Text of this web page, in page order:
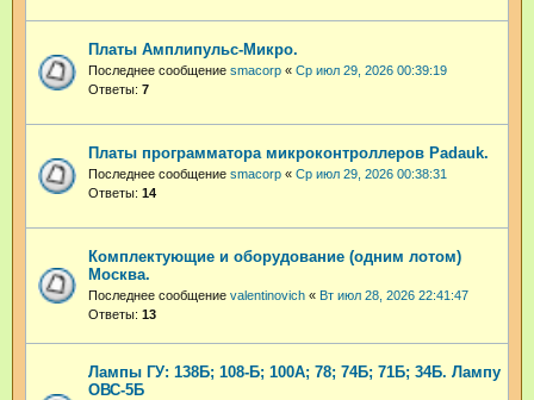
Платы Амплипульс-Микро.
Последнее сообщение smacorp « Ср июл 29, 2026 00:39:19
Ответы: 7
Платы программатора микроконтроллеров Padauk.
Последнее сообщение smacorp « Ср июл 29, 2026 00:38:31
Ответы: 14
Комплектующие и оборудование (одним лотом)
Москва.
Последнее сообщение valentinovich « Вт июл 28, 2026 22:41:47
Ответы: 13
Лампы ГУ: 138Б; 108-Б; 100А; 78; 74Б; 71Б; 34Б. Лампу
ОВС-5Б